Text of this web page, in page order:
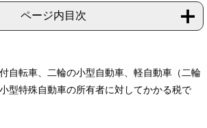
ページ内目次
自転車、二輪の小型自動車、軽自動車（二輪
型特殊自動車の所有者に対してかかる税で